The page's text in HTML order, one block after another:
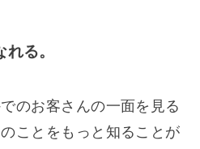
る。
のお客さんの一面を見る
ことをもっと知ることが